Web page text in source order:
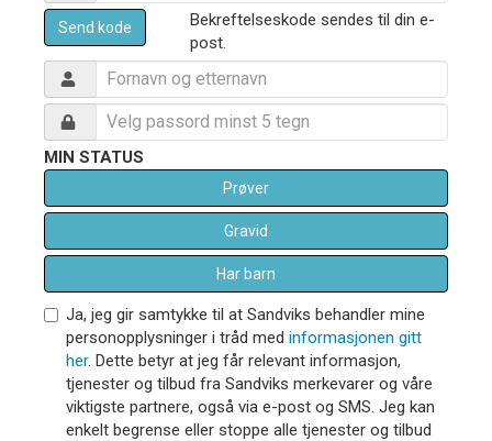
Send kode
Bekreftelseskode sendes til din e-
post.
MIN STATUS
Prøver
Gravid
Har barn
Ja, jeg gir samtykke til at Sandviks behandler mine
personopplysninger i tråd med informasjonen gitt
her. Dette betyr at jeg får relevant informasjon,
tjenester og tilbud fra Sandviks merkevarer og våre
viktigste partnere, også via e-post og SMS. Jeg kan
enkelt begrense eller stoppe alle tjenester og tilbud